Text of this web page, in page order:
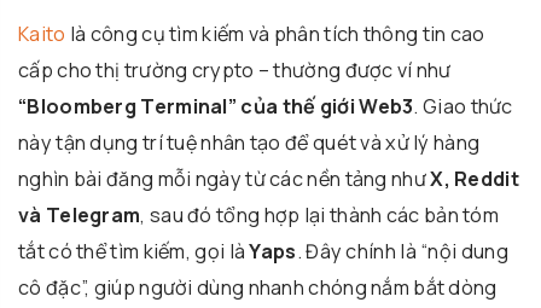
Kaito là công cụ tìm kiếm và phân tích thông tin cao
cấp cho thị trường crypto – thường được ví như
“Bloomberg Terminal” của thế giới Web3. Giao thức
này tận dụng trí tuệ nhân tạo để quét và xử lý hàng
nghìn bài đăng mỗi ngày từ các nền tảng nhưX, Reddit
và Telegram, sau đó tổng hợp lại thành các bản tóm
tắt có thể tìm kiếm, gọi làYaps. Đây chính là “nội dung
cô đặc”, giúp người dùng nhanh chóng nắm bắt dòng